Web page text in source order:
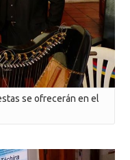
se ofrecerán en el